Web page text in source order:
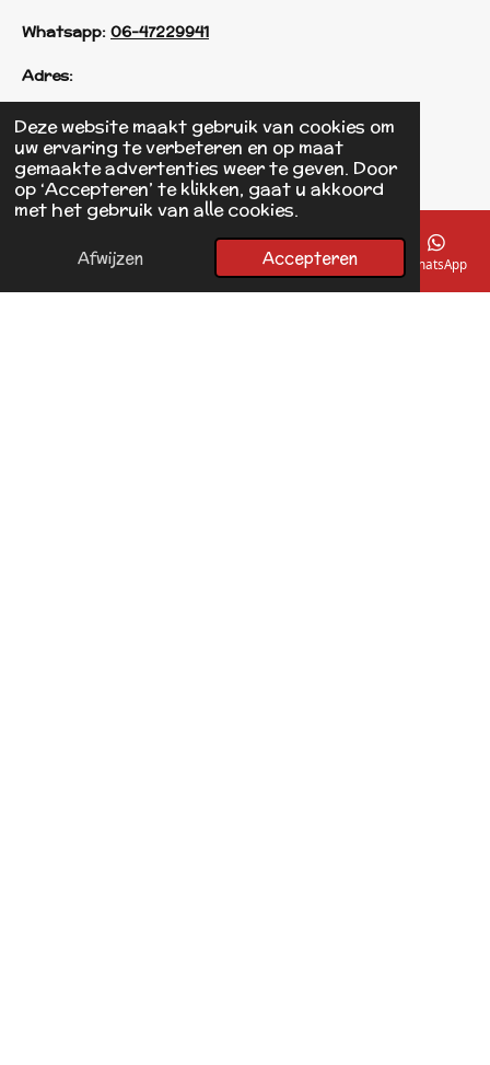
Deze website maakt gebruik van cookies om
uw ervaring te verbeteren en op maat
gemaakte advertenties weer te geven. Door
op ‘Accepteren’ te klikken, gaat u akkoord
met het gebruik van alle cookies.
Afwijzen Accepteren
Whatsapp: 06-47229941
Adres:
Einsteinstraat 125
1433 KH Kudelstaart
F
a
o
© 2017 - 2026 Linda's Dierplaza
E-mailadres Telefoonnummer Kaart Facebook WhatsApp